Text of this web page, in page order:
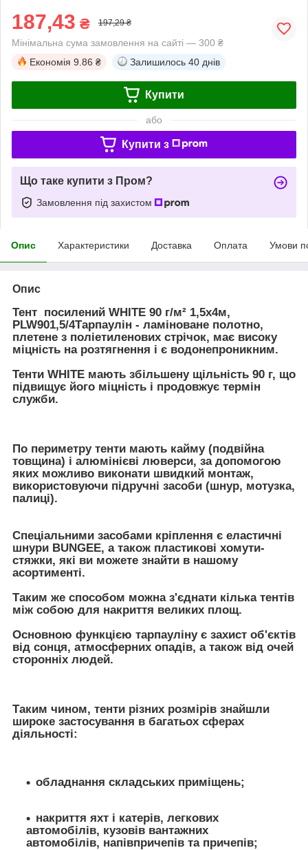
187,43 ₴ 197,29 ₴
Мінімальна сума замовлення на сайті — 300 ₴
Економія 9.86 ₴ Залишилось 40 днів
Купити
або
Купити з
Що таке купити з Пром?
Замовлення під захистом
Опис Характеристики Доставка Оплата Умови
Опис
Тент посилений WHITE 90 г/м² 1,5х4м,
PLW901,5/4Тарпаулін - ламіноване полотно,
плетене з поліетиленових стрічок, має високу
міцність на розтягнення і є водонепроникним.
Тенти WHITE мають збільшену щільність 90 г, що
підвищує його міцність і продовжує термін
служби.
По периметру тенти мають кайму (подвійна
товщина) і алюмінієві люверси, за допомогою
яких можливо виконати швидкий монтаж,
використовуючи підручні засоби (шнур, мотузка,
палиці).
Спеціальними засобами кріплення є еластичні
шнури BUNGEE, а також пластикові хомути-
стяжки, які ви можете знайти в нашому
асортименті.
Таким же способом можна з'єднати кілька тентів
між собою для накриття великих площ.
Основною функцією тарпауліну є захист об'єктів
від сонця, атмосферних опадів, а також від очей
сторонніх людей.
Таким чином, тенти різних розмірів знайшли
широке застосування в багатьох сферах
діяльності:
обладнання складських приміщень;
накриття яхт і катерів, легкових
автомобілів, кузовів вантажних
автомобілів, напівпричепів та причепів;